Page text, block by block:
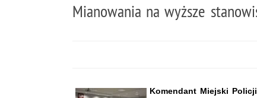
Mianowania na wyższe
Komendant Miejski